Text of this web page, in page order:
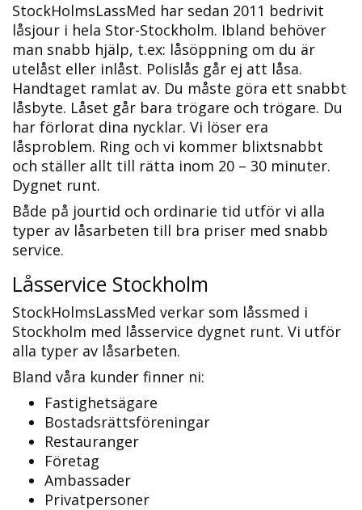
StockHolmsLassMed har sedan 2011 bedrivit
låsjour i hela Stor-Stockholm. Ibland behöver
man snabb hjälp, t.ex: låsöppning om du är
utelåst eller inlåst. Polislås går ej att låsa.
Handtaget ramlat av. Du måste göra ett snabbt
låsbyte. Låset går bara trögare och trögare. Du
har förlorat dina nycklar. Vi löser era
låsproblem. Ring och vi kommer blixtsnabbt
och ställer allt till rätta inom 20 – 30 minuter.
Dygnet runt.
Både på jourtid och ordinarie tid utför vi alla
typer av låsarbeten till bra priser med snabb
service.
Låsservice Stockholm
StockHolmsLassMed verkar som låssmed i
Stockholm med låsservice dygnet runt. Vi utför
alla typer av låsarbeten.
Bland våra kunder finner ni:
Fastighetsägare
Bostadsrättsföreningar
Restauranger
Företag
Ambassader
Privatpersoner